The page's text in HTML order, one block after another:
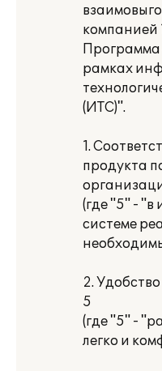
компанией
Программа
рамках
(ИТС)".
1.
продукта
(где "5" -
системе
2.
5
(где "5" -
легко и